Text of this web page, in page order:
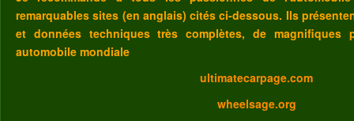
remarquables sites (en anglais) cités ci-dessous. Ils
et données techniques très complètes, de magnifiques
automobile mondiale
ultimatecarpage.com
wheelsage.org